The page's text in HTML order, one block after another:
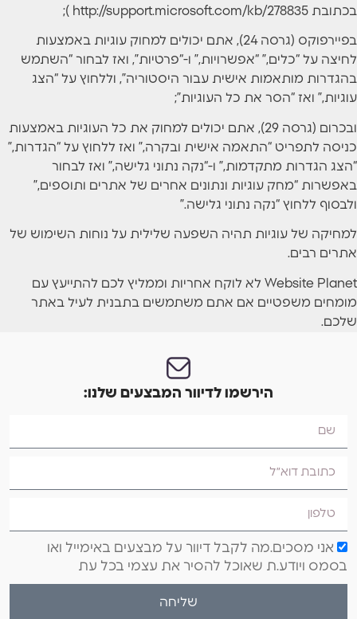
בכתובת http://support.microsoft.com/kb/278835 );
בפיירפוקס (גרסה 24), אתם יכולים למחוק עוגיות באמצעות
לחיצה על “כלים,” “אפשרויות,” ו-“פרטיות”, ואז לבחור “השתמש
בהגדרות מותאמות אישית עבור היסטוריה”, וללחוץ על “הצג
עוגיות,” ואז “הסר את כל העוגיות”;
ובכרום (גרסה 29), אתם יכולים למחוק את כל העוגיות באמצעות
כניסה לתפריט “התאמה אישית ובקרה,” ואז ללחוץ על “הגדרות,”
“הצג הגדרות מתקדמות,” ו-“נקה נתוני גלישה,” ואז לבחור
באפשרות “מחק עוגיות ונתונים אחרים של אתרים ותוספים,”
ולבסוף ללחוץ “נקה נתוני גלישה.”
למחיקה של עוגיות תהיה השפעה שלילית על נוחות השימוש של
אתרים רבים.
Website Planet לא לוקח אחריות וממליץ לכם להתייעץ עם
מומחים משפטיים אם אתם משתמשים בתבנית לעיל באתר
שלכם.
הירשמו לדיוור המבצעים שלנו:
אני מסכים.מה לקבל דיוור על מבצעים באימייל ואו
בסמס ויודע.ת שאוכל להסיר את עצמי בכל עת
שליחה